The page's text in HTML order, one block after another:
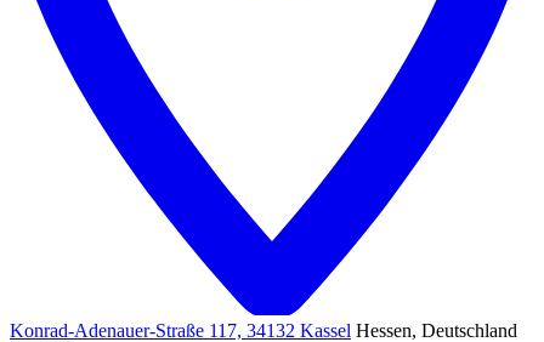
Konrad-Adenauer-Straße 117, 34132 Kassel Hessen, Deutschland